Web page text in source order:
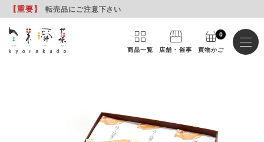
【重要】 転売品にご注意下さい
商品一覧 店舗・催事 買物かご
0